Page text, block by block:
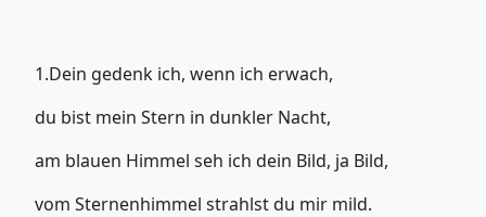
1.Dein gedenk ich, wenn ich erwach,
du bist mein Stern in dunkler Nacht,
am blauen Himmel seh ich dein Bild, ja Bild,
vom Sternenhimmel strahlst du mir mild.